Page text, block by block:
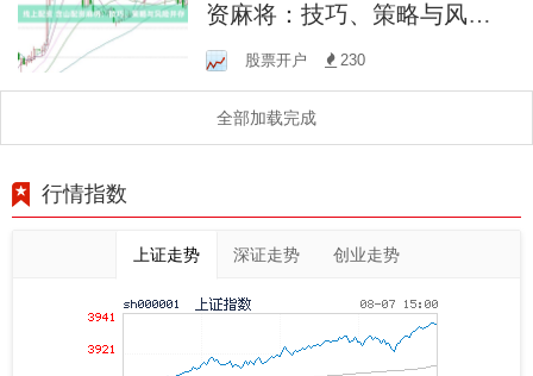
资麻将：技巧、策略与风险
并存股票开户 230
全部加载完成
行情指数
上证走势 深证走势 创业走势